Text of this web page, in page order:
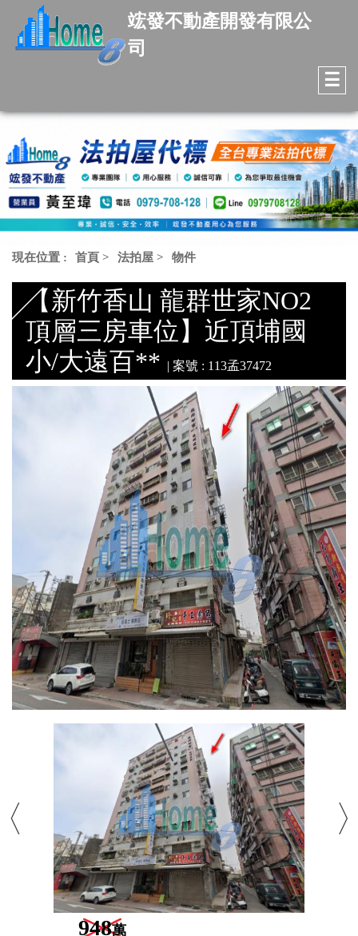
竤發不動產開發有限公
司
☰
現在位置 : 首頁 > 法拍屋 > 物件
【新竹香山 龍群世家NO2
頂層三房車位】近頂埔國
小/大遠百** | 案號 : 113孟37472
948萬